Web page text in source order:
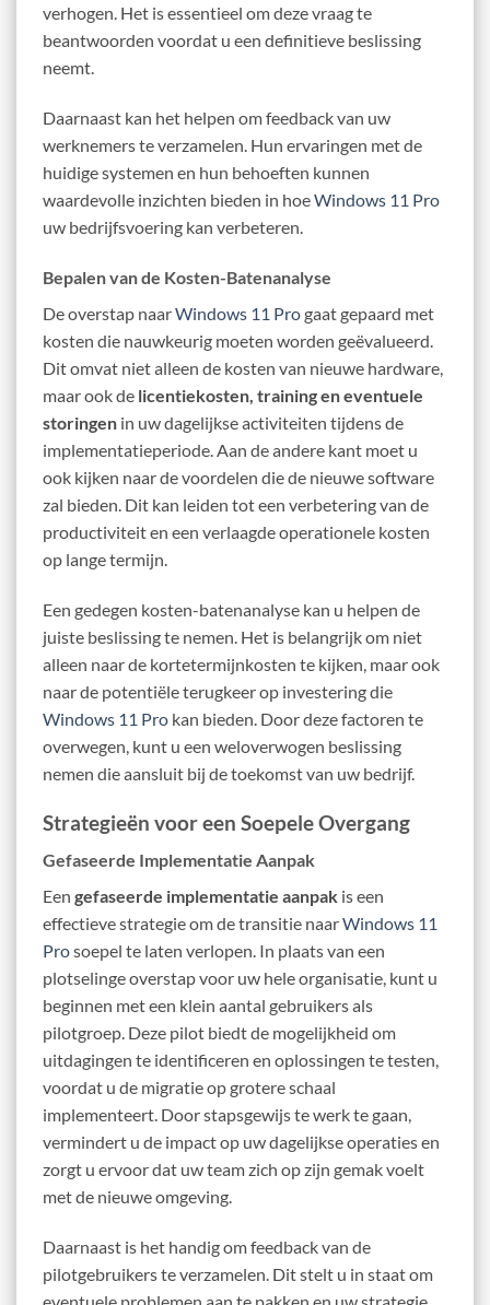
verhogen. Het is essentieel om deze vraag te
beantwoorden voordat u een definitieve beslissing
neemt.
Daarnaast kan het helpen om feedback van uw
werknemers te verzamelen. Hun ervaringen met de
huidige systemen en hun behoeften kunnen
waardevolle inzichten bieden in hoeWindows 11 Pro
uw bedrijfsvoering kan verbeteren.
Bepalen van de Kosten-Batenanalyse
De overstap naarWindows 11 Progaat gepaard met
kosten die nauwkeurig moeten worden geëvalueerd.
Dit omvat niet alleen de kosten van nieuwe hardware,
maar ook de licentiekosten, training en eventuele
storingen in uw dagelijkse activiteiten tijdens de
implementatieperiode. Aan de andere kant moet u
ook kijken naar de voordelen die de nieuwe software
zal bieden. Dit kan leiden tot een verbetering van de
productiviteit en een verlaagde operationele kosten
op lange termijn.
Een gedegen kosten-batenanalyse kan u helpen de
juiste beslissing te nemen. Het is belangrijk om niet
alleen naar de kortetermijnkosten te kijken, maar ook
naar de potentiële terugkeer op investering die
Windows 11 Pro kan bieden. Door deze factoren te
overwegen, kunt u een weloverwogen beslissing
nemen die aansluit bij de toekomst van uw bedrijf.
Strategieën voor een Soepele Overgang
Gefaseerde Implementatie Aanpak
Een gefaseerde implementatie aanpak is een
effectieve strategie om de transitie naarWindows 11
Prosoepel te laten verlopen. In plaats van een
plotselinge overstap voor uw hele organisatie, kunt u
beginnen met een klein aantal gebruikers als
pilotgroep. Deze pilot biedt de mogelijkheid om
uitdagingen te identificeren en oplossingen te testen,
voordat u de migratie op grotere schaal
implementeert. Door stapsgewijs te werk te gaan,
vermindert u de impact op uw dagelijkse operaties en
zorgt u ervoor dat uw team zich op zijn gemak voelt
met de nieuwe omgeving.
Daarnaast is het handig om feedback van de
pilotgebruikers te verzamelen. Dit stelt u in staat om